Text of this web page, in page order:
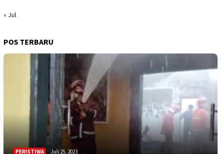
« Jul
POS TERBARU
PERISTIWA Juli 25, 2023